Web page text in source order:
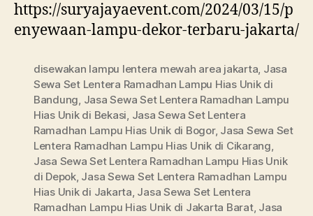
https://suryajayaevent.com/2024/03/15/p
enyewaan-lampu-dekor-terbaru-jakarta/
disewakan lampu lentera mewah area jakarta, Jasa
Sewa Set Lentera Ramadhan Lampu Hias Unik di
Bandung, Jasa Sewa Set Lentera Ramadhan Lampu
Hias Unik di Bekasi, Jasa Sewa Set Lentera
Ramadhan Lampu Hias Unik di Bogor, Jasa Sewa Set
Lentera Ramadhan Lampu Hias Unik di Cikarang,
Jasa Sewa Set Lentera Ramadhan Lampu Hias Unik
di Depok, Jasa Sewa Set Lentera Ramadhan Lampu
Hias Unik di Jakarta, Jasa Sewa Set Lentera
Ramadhan Lampu Hias Unik di Jakarta Barat, Jasa